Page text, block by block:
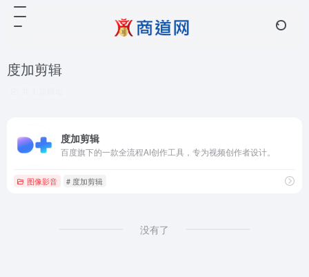
度加剪辑
度加剪辑
百度旗下的一款全流程AI创作工具，专为视频创作者设计。
图像影音 # 度加剪辑
没有了